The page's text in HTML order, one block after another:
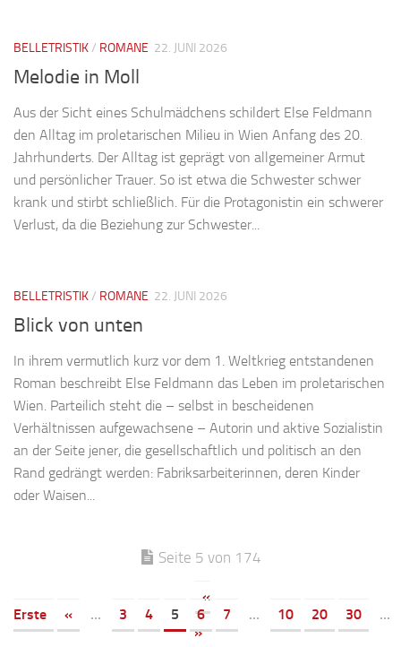
BELLETRISTIK/ ROMANE 22. JUNI 2026
Melodie in Moll
Aus der Sicht eines Schulmädchens schildert Else Feldmann
den Alltag im proletarischen Milieu in Wien Anfang des 20.
Jahrhunderts. Der Alltag ist geprägt von allgemeiner Armut
und persönlicher Trauer. So ist etwa die Schwester schwer
krank und stirbt schließlich. Für die Protagonistin ein schwerer
Verlust, da die Beziehung zur Schwester...
BELLETRISTIK/ ROMANE 22. JUNI 2026
Blick von unten
In ihrem vermutlich kurz vor dem 1. Weltkrieg entstandenen
Roman beschreibt Else Feldmann das Leben im proletarischen
Wien. Parteilich steht die – selbst in bescheidenen
Verhältnissen aufgewachsene – Autorin und aktive Sozialistin
an der Seite jener, die gesellschaftlich und politisch an den
Rand gedrängt werden: Fabriksarbeiterinnen, deren Kinder
oder Waisen...
Seite 5 von 174
«
Erste
« ... 3 4 5 6 7 ... 10 20 30
...
»